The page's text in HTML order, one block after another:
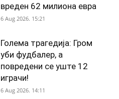
вреден 62 милиона евра
6 Aug 2026. 15:21
Голема трагедија: Гром
уби фудбалер, а
повредени се уште 12
играчи!
6 Aug 2026. 14:11